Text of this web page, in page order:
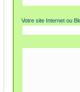
Votre site Internet ou